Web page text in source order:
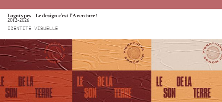
Logotypes – Le design c’est l’Aventure !
2012-2026
IDENTITÉ VISUELLE